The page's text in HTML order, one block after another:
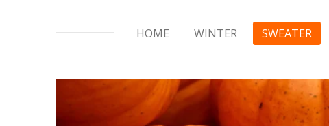
HOME WINTER SWEATER